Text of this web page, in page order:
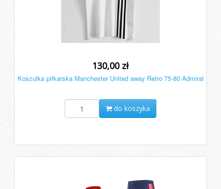
130,00 zł
Koszulka piłkarska Manchester United away Retro 75-80 Admiral
do koszyka